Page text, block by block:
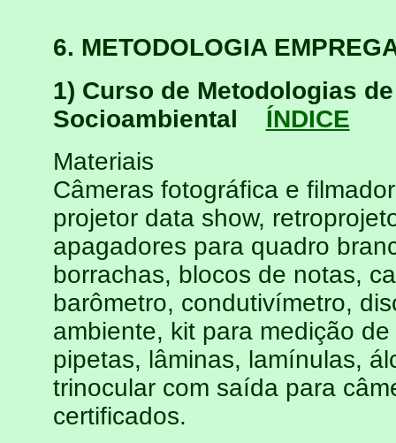
6. METODOLOGIA
1) Curso de Metodologias
Socioambiental
ÍNDICE
Materiais
Câmeras fotográfica e
projetor data show,
apagadores para quadro
borrachas, blocos de notas,
barômetro, condutivímetro,
ambiente, kit para medição
pipetas, lâminas, lamínulas,
trinocular com saída para
certificados.